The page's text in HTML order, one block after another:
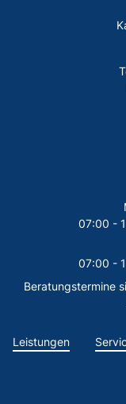
07:00 -
07:00 -
Beratungstermine
Leistungen